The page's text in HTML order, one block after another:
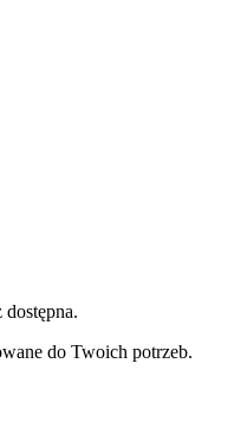
do Twoich potrzeb.